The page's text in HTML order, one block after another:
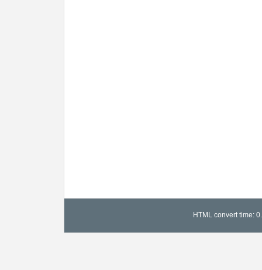
HTML convert time: